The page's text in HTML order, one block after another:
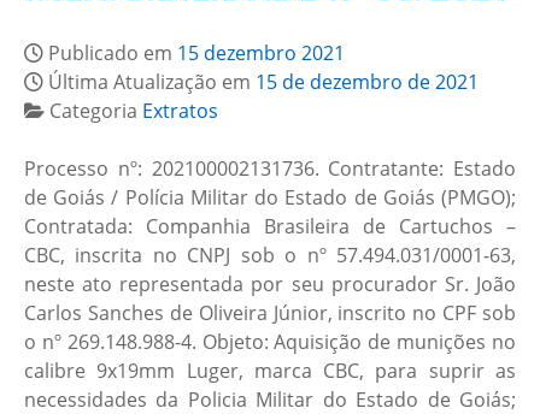
Publicado em 15 dezembro 2021
Última Atualização em 15 de dezembro de 2021
Categoria Extratos
Processo nº: 202100002131736. Contratante: Estado
de Goiás / Polícia Militar do Estado de Goiás (PMGO);
Contratada: Companhia Brasileira de Cartuchos –
CBC, inscrita no CNPJ sob o nº 57.494.031/0001-63,
neste ato representada por seu procurador Sr. João
Carlos Sanches de Oliveira Júnior, inscrito no CPF sob
o nº 269.148.988-4. Objeto: Aquisição de munições no
calibre 9x19mm Luger, marca CBC, para suprir as
necessidades da Policia Militar do Estado de Goiás;